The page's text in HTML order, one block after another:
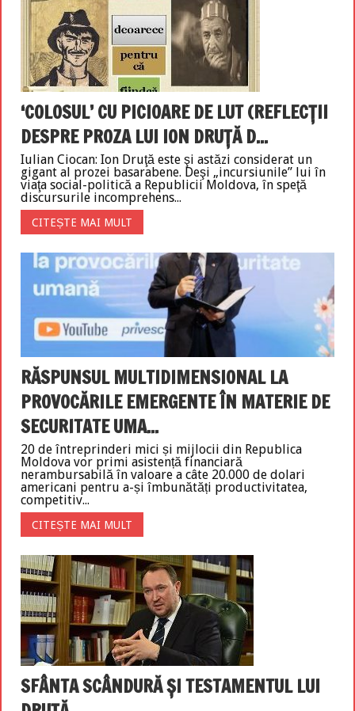
‘COLOSUL’ CU PICIOARE DE LUT (REFLECŢII
DESPRE PROZA LUI ION DRUŢĂ D...
Iulian Ciocan: Ion Druţă este şi astăzi considerat un
gigant al prozei basarabene. Deşi „incursiunile” lui în
viaţa social-politică a Republicii Moldova, în speţă
discursurile incomprehens...
CITEȘTE MAI MULT
RĂSPUNSUL MULTIDIMENSIONAL LA
PROVOCĂRILE EMERGENTE ÎN MATERIE DE
SECURITATE UMA...
20 de întreprinderi mici și mijlocii din Republica
Moldova vor primi asistență financiară
nerambursabilă în valoare a câte 20.000 de dolari
americani pentru a-și îmbunătăți productivitatea,
competitiv...
CITEȘTE MAI MULT
SFÂNTA SCÂNDURĂ ȘI TESTAMENTUL LUI